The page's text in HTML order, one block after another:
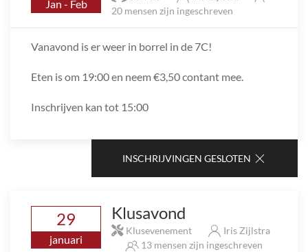
Jan - Feb
20 mensen zijn ingeschreven
Vanavond is er weer in borrel in de 7C!
Eten is om 19:00 en neem €3,50 contant mee.
Inschrijven kan tot 15:00
INSCHRIJVINGEN GESLOTEN
29
januari
Klusavond
Klusevenement
Iris Zijlstra
13 mensen zijn ingeschreven